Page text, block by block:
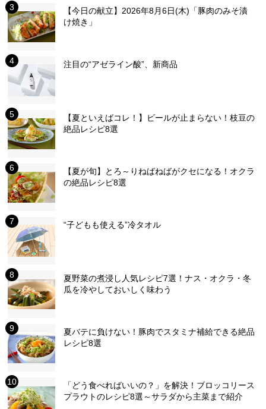
【今日の献立】2026年8月6日(木)「豚肉のみそ漬
け焼き」
注目の“アゼライン酸”、新商品
【夏といえばコレ！】ビールが止まらない！枝豆の
絶品レシピ8選
【夏が旬】とろ～りねばねばがクセになる！オクラ
の絶品レシピ8選
“子どもも使える”冷タオル
夏野菜の煮浸し人気レシピ7選！ナス・オクラ・冬
瓜を冷やしておいしく味わう
夏バテに負けない！豚肉でスタミナ補給できる絶品
レシピ8選
「どう食べればいいの？」を解決！ブロッコリース
プラウトのレシピ8選～サラダから主菜まで紹介